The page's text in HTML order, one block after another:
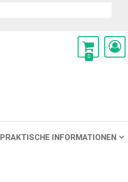
0
PRAKTISCHE INFORMATIONEN